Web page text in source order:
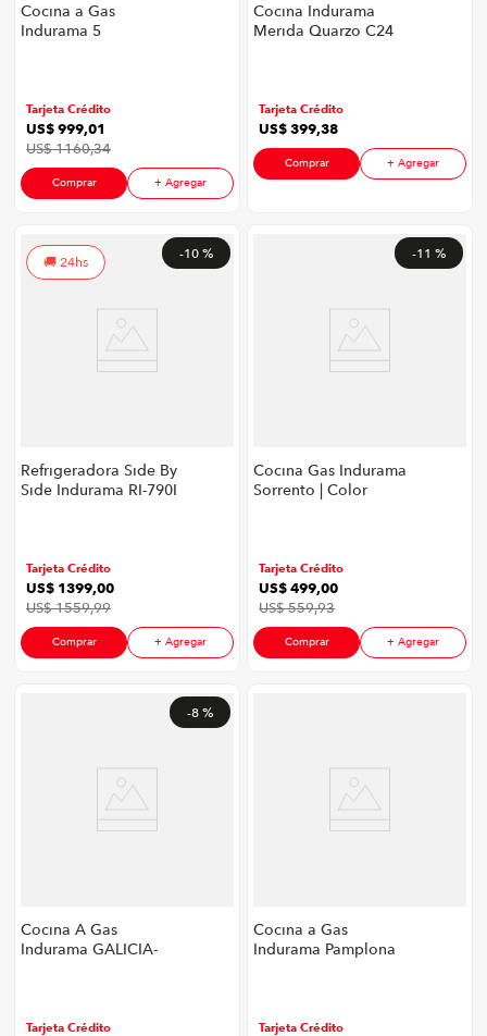
Cocina a Gas
Indurama 5
Tarjeta Crédito
US$999,01
US$1160,34
Comprar + Agregar
Cocina Indurama
Merida Quarzo C24
Tarjeta Crédito
US$399,38
Comprar + Agregar
-10 %
24hs
Refrigeradora Side By
Side Indurama RI-790I
Tarjeta Crédito
US$ 1399,00
US$1559,99
Comprar + Agregar
-11 %
Cocina Gas Indurama
Sorrento | Color
Tarjeta Crédito
US$499,00
US$559,93
Comprar + Agregar
-8 %
Cocina A Gas
Indurama GALICIA-
Tarjeta Crédito
Cocina a Gas
Indurama Pamplona
Tarjeta Crédito